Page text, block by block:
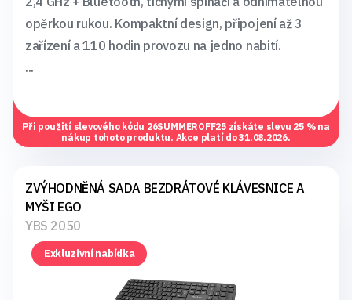
opěrkou rukou. Kompaktní design, připojení až 3
zařízení a 110 hodin provozu na jedno nabití.
...
Při použití slevového kódu 26SUMMEROFF25 získáte slevu 25 % na
nákup tohoto produktu. Akce platí do 31.08.2026.
ZVÝHODNĚNÁ SADA BEZDRÁTOVÉ KLÁVESNICE A
MYŠI EGO
YBS 2050
Exkluzivní nabídka